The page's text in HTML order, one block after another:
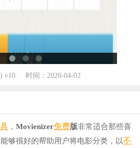
v10.
时间：2020-04-02
， Movienizer免费版非常适合那些喜
够很好的帮助用户将电影分类，以不